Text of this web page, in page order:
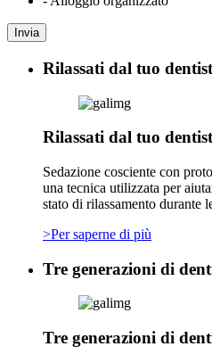
Invia
Rilassati dal tuo
Rilassati dal tuo
Sedazione cosciente con
una tecnica utilizzata per
stato di rilassamento durante
>Per saperne di più
Tre generazioni di
Tre generazioni di